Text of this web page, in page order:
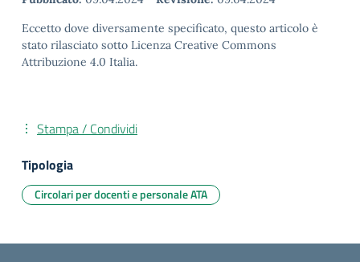
Eccetto dove diversamente specificato, questo articolo è
stato rilasciato sotto Licenza Creative Commons
Attribuzione 4.0 Italia.
Stampa / Condividi
Tipologia
Circolari per docenti e personale ATA